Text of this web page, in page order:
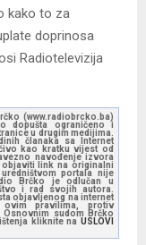
kako to za
doprinosa
Radiotelevizija
(www.radiobrcko.ba)
dopušta ograničeno i
u drugim medijima.
članaka sa Internet
kao kratku vijest od
navođenje izvora
link na originalni
portala nije
Brčko je odlučan u
i rad svojih autora.
objavljenog na internet
ovim pravilima, protiv
sudom Brčko
kliknite na USLOVI